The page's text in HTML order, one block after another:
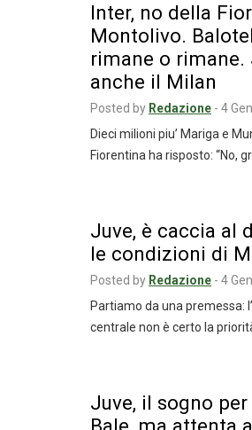
Inter, no della
Montolivo.
rimane o rimane.
anche il Milan
Posted by Redazione - 4
Dieci milioni piu’ Mariga e
Fiorentina ha risposto: “No,
Juve, è caccia al
le condizioni di
Posted by Redazione - 4
Partiamo da una premessa:
centrale non è certo la
Juve, il sogno